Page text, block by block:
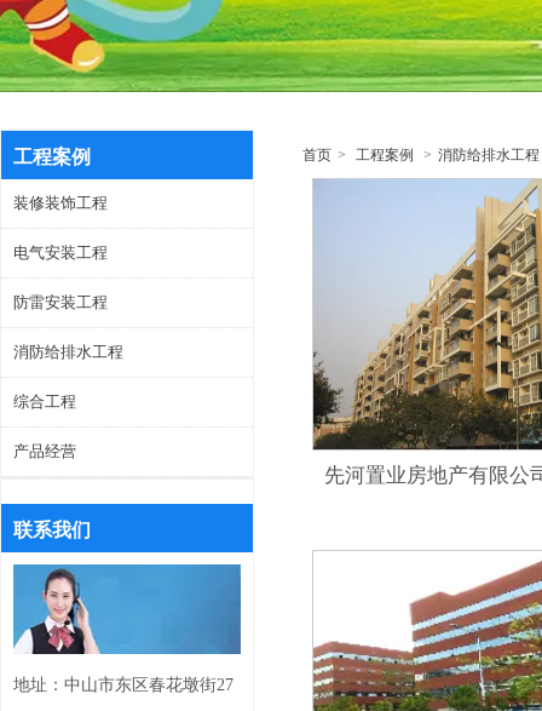
工程案例
装修装饰工程
电气安装工程
防雷安装工程
消防给排水工程
综合工程
产品经营
联系我们
地址： 中山市东区春花墩街27
首页 > 工程案例 > 消防给排水工程